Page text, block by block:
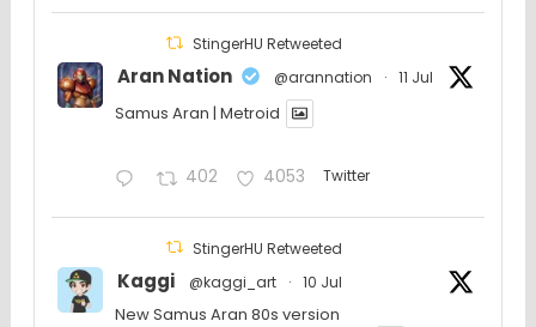
StingerHU Retweeted
Aran Nation @arannation · 11 Jul
Samus Aran | Metroid
402 4053 Twitter
StingerHU Retweeted
Kaggi @kaggi_art · 10 Jul
New Samus Aran 80s version